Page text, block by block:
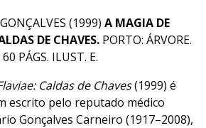
(1999) A MAGIA DE
DE CHAVES. PORTO: ÁRVORE.
PÁGS. ILUST. E.
Caldas de Chaves(1999) é
escrito pelo reputado médico
Gonçalves Carneiro (1917–2008),